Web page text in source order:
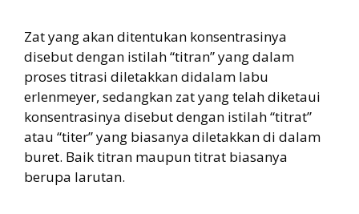
Zat yang akan ditentukan konsentrasinya
disebut dengan istilah “titran” yang dalam
proses titrasi diletakkan didalam labu
erlenmeyer, sedangkan zat yang telah diketaui
konsentrasinya disebut dengan istilah “titrat”
atau “titer” yang biasanya diletakkan di dalam
buret. Baik titran maupun titrat biasanya
berupa larutan.